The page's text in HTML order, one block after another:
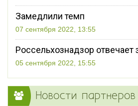
Замедлили темп
07 сентября 2022, 13:55
Россельхознадзор отвечает
05 сентября 2022, 15:55
Новости партнеров